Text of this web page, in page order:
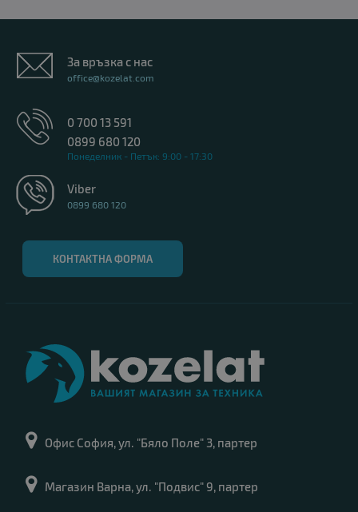
За връзка с нас
office@kozelat.com
0 700 13 591
0899 680 120
Понеделник - Петък: 9:00 - 17:30
Viber
0899 680 120
КОНТАКТНА ФОРМА
Офис София, ул. "Бяло Поле" 3, партер
Магазин Варна, ул. "Подвис" 9, партер